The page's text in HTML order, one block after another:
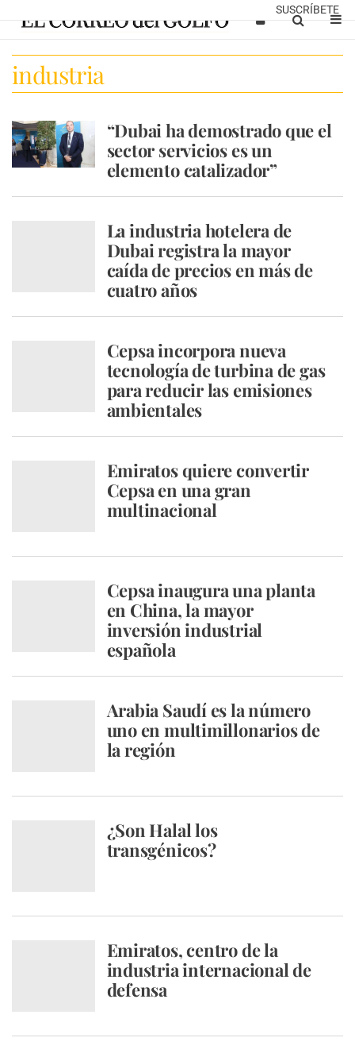
SUSCRÍBETE
industria
“Dubai ha demostrado que el
sector servicios es un
elemento catalizador”
La industria hotelera de
Dubai registra la mayor
caída de precios en más de
cuatro años
Cepsa incorpora nueva
tecnología de turbina de gas
para reducir las emisiones
ambientales
Emiratos quiere convertir
Cepsa en una gran
multinacional
Cepsa inaugura una planta
en China, la mayor
inversión industrial
española
Arabia Saudí es la número
uno en multimillonarios de
la región
¿Son Halal los
transgénicos?
Emiratos, centro de la
industria internacional de
defensa